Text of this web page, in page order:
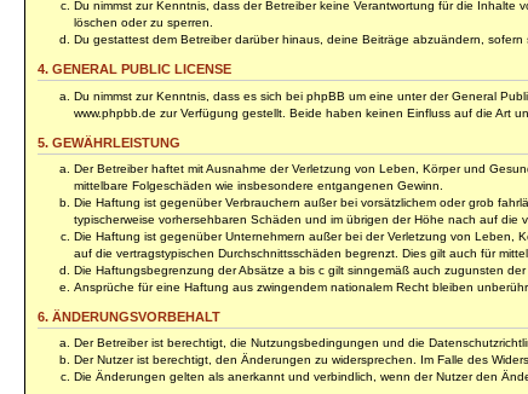
Du nimmst zur Kenntnis, dass der Betreiber keine Verantwortung für die
löschen oder zu sperren.
Du gestattest dem Betreiber darüber hinaus, deine Beiträge abzuändern,
4. GENERAL PUBLIC LICENSE
Du nimmst zur Kenntnis, dass es sich bei phpBB um eine unter der General
www.phpbb.de zur Verfügung gestellt. Beide haben keinen Einfluss auf die Art
5. GEWÄHRLEISTUNG
Der Betreiber haftet mit Ausnahme der Verletzung von Leben, Körper und
mittelbare Folgeschäden wie insbesondere entgangenen Gewinn.
Die Haftung ist gegenüber Verbrauchern außer bei vorsätzlichem oder grob
typischerweise vorhersehbaren Schäden und im übrigen der Höhe nach auf
Die Haftung ist gegenüber Unternehmern außer bei der Verletzung von Leben,
auf die vertragstypischen Durchschnittsschäden begrenzt. Dies gilt auch für
Die Haftungsbegrenzung der Absätze a bis c gilt sinngemäß auch zugunsten
Ansprüche für eine Haftung aus zwingendem nationalem Recht bleiben
6. ÄNDERUNGSVORBEHALT
Der Betreiber ist berechtigt, die Nutzungsbedingungen und die
Der Nutzer ist berechtigt, den Änderungen zu widersprechen. Im Falle des
Die Änderungen gelten als anerkannt und verbindlich, wenn der Nutzer den